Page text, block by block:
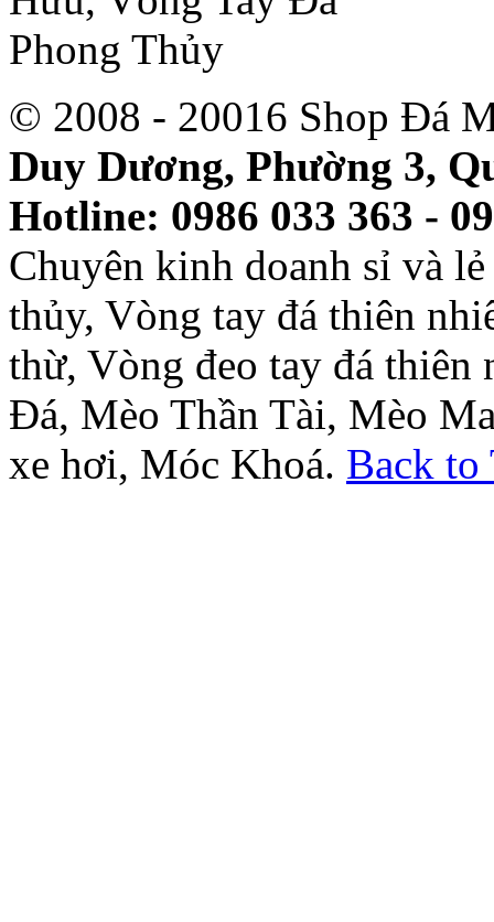
© 2008 - 20016 Shop Đá
Duy Dương, Phường 3,
Hotline: 0986 033 363 -
Chuyên kinh doanh sỉ và
thủy, Vòng tay đá thiên
thừ, Vòng đeo tay đá thiên
Đá, Mèo Thần Tài, Mèo
xe hơi, Móc Khoá. Back to